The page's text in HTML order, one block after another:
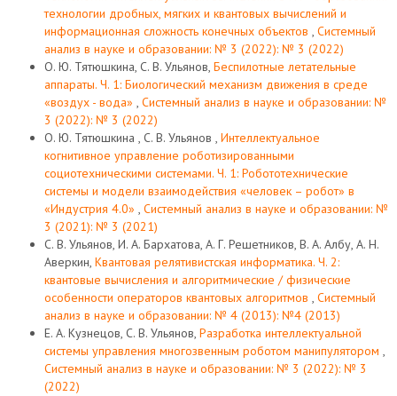
технологии дробных, мягких и квантовых вычислений и
информационная сложность конечных объектов , Системный
анализ в науке и образовании: № 3 (2022): № 3 (2022)
О. Ю. Тятюшкина, С. В. Ульянов, Беспилотные летательные
аппараты. Ч. 1: Биологический механизм движения в среде
«воздух - вода» , Системный анализ в науке и образовании: №
3 (2022): № 3 (2022)
О. Ю. Тятюшкина , С. В. Ульянов , Интеллектуальное
когнитивное управление роботизированными
социотехническими системами. Ч. 1: Робототехнические
системы и модели взаимодействия «человек – робот» в
«Индустрия 4.0» , Системный анализ в науке и образовании: №
3 (2021): № 3 (2021)
С. В. Ульянов, И. А. Бархатова, А. Г. Решетников, В. А. Албу, А. Н.
Аверкин, Квантовая релятивистская информатика. Ч. 2:
квантовые вычисления и алгоритмические / физические
особенности операторов квантовых алгоритмов , Системный
анализ в науке и образовании: № 4 (2013): №4 (2013)
Е. А. Кузнецов, С. В. Ульянов, Разработка интеллектуальной
системы управления многозвенным роботом манипулятором ,
Системный анализ в науке и образовании: № 3 (2022): № 3
(2022)